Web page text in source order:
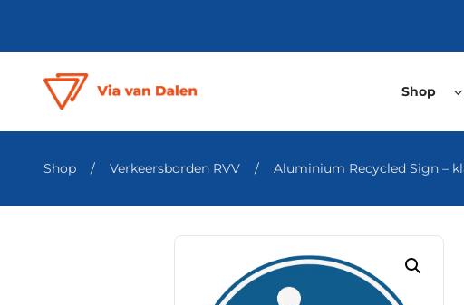
Shop
Shop / Verkeersborden RVV / Aluminium Recycled Sign –